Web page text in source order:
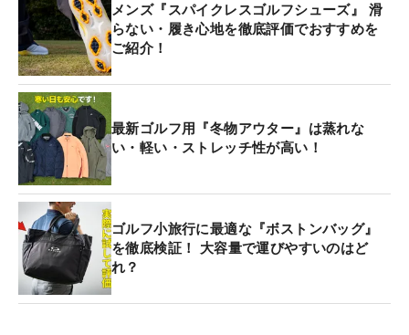
メンズ『スパイクレスゴルフシューズ』 滑
らない・履き心地を徹底評価でおすすめを
ご紹介！
最新ゴルフ用『冬物アウター』は蒸れな
い・軽い・ストレッチ性が高い！
ゴルフ小旅行に最適な『ボストンバッグ』
を徹底検証！ 大容量で運びやすいのはど
れ？